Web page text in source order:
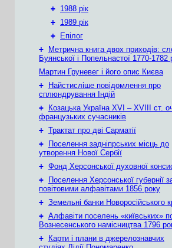
+ 1988 рік
+ 1989 рік
+
Епілог
+
Метрична книга двох приходів:
Буянської і Попельнастої 1770-1782
Мартин Груневег і його опис Києва
+
Найстисліше повідомлення про
сплюндрування Індій
+
Козацька Україна ХVІ – ХVІІІ ст.
французьких сучасників
+ Трактат про дві Сарматії
+
Поселення задніпрських місць до
утворення Нової Сербії
+ Фонд Херсонської духовної
+
Поселення Херсонської губернії
повітовими алфавітами 1856 року
+ Земельні банки Новоросійського
+ Алфавіти поселень «київських»
Вознесенського намісництва 1796
+
Карти і плани в джерелознавчих